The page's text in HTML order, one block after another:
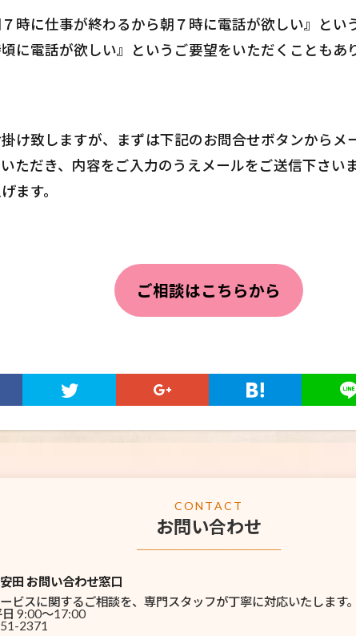
７時に仕事が終わるから朝７時に電話が欲しい』とい
に電話が欲しい』というご要望をいただくこともあ
け致しますが、まずは下記のお問合せボタンからメ
ただき、内容をご入力のうえメールをご送信下さい
ます。
ご相談はこちらから
CONTACT
お問い合わせ
────────────
田 お問い合わせ窓口
ビスに関するご相談を、専門スタッフが丁寧に対応いたします。
日 9:00〜17:00
2371